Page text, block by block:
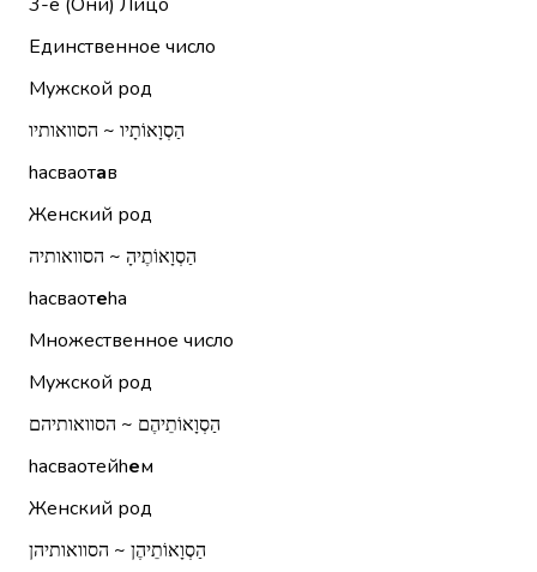
Единственное число
Мужской род
הַסְוָאוֹתָיו ~ הסוואותיו
hасваотав
Женский род
הַסְוָאוֹתֶיהָ ~ הסוואותיה
hасваотеhа
Множественное число
Мужской род
הַסְוָאוֹתֵיהֶם ~ הסוואותיהם
hасваотейhем
Женский род
הַסְוָאוֹתֵיהֶן ~ הסוואותיהן